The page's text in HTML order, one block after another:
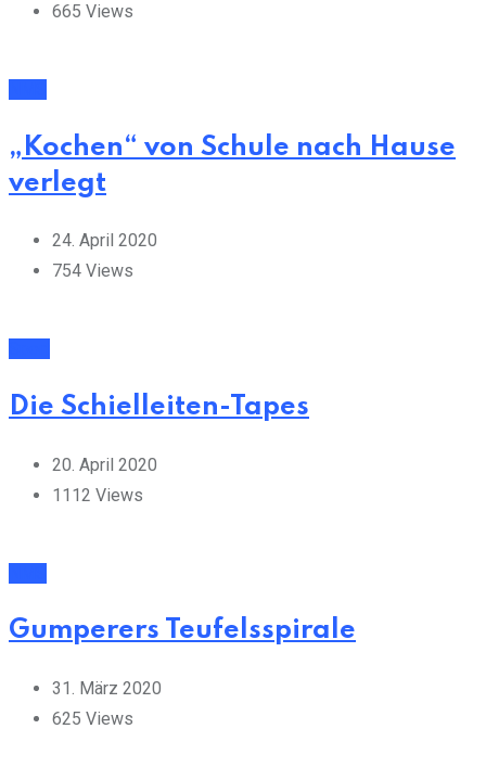
665 Views
„Kochen“ von Schule nach Hause
verlegt
24. April 2020
754 Views
Die Schielleiten-Tapes
20. April 2020
1112 Views
Gumperers Teufelsspirale
31. März 2020
625 Views